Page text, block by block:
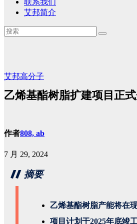
联系我们
艾邦简介
艾邦高分子
乙烯基酯树脂扩建项目正
作者808, ab
7 月 29, 2024
摘要
乙烯基酯树脂产能将在
项目计划于2025年底竣工